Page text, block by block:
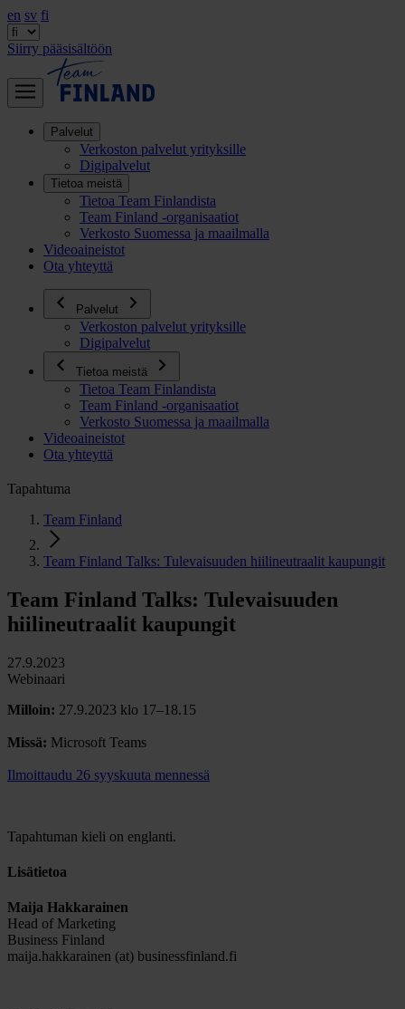
en sv fi
Siirry pääsisältöön
Palvelut
Verkoston palvelut yrityksille
Digipalvelut
Tietoa meistä
Tietoa Team Finlandista
Team Finland -organisaatiot
Verkosto Suomessa ja maailmalla
Videoaineistot
Ota yhteyttä
Palvelut
Verkoston palvelut yrityksille
Digipalvelut
Tietoa meistä
Tietoa Team Finlandista
Team Finland -organisaatiot
Verkosto Suomessa ja maailmalla
Videoaineistot
Ota yhteyttä
Tapahtuma
Team Finland
Team Finland Talks: Tulevaisuuden hiilineutraalit kaupungit
Team Finland Talks: Tulevaisuuden
hiilineutraalit kaupungit
27.9.2023
Webinaari
Milloin: 27.9.2023 klo 17–18.15
Missä: Microsoft Teams
Ilmoittaudu 26 syyskuuta mennessä
Tapahtuman kieli on englanti.
Lisätietoa
Maija Hakkarainen
Head of Marketing
Business Finland
maija.hakkarainen (at) businessfinland.fi